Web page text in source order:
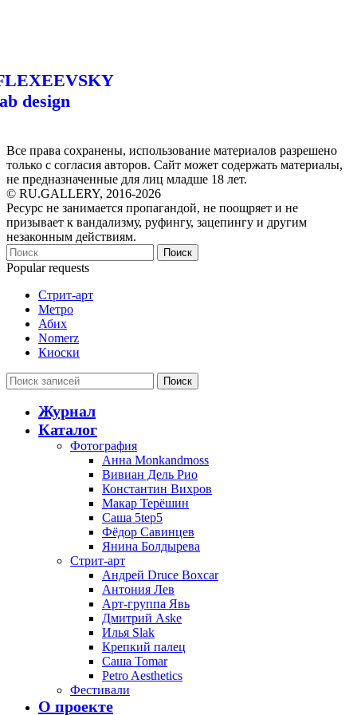
design
Все права сохранены, использование материалов разрешено
только с согласия авторов. Сайт может содержать материалы,
не предназначенные для лиц младше 18 лет.
© RU.GALLERY, 2016-2026
Ресурс не занимается пропагандой, не поощряет и не
призывает к вандализму, руфингу, зацепингу и другим
незаконным действиям.
Поиск
Popular requests
Стрит-арт
Метро
Абих
Nomerz
Киоски
Поиск
Журнал
Каталог
Фотография
Анна Monkandmoss
Вивиан Дель Рио
Константин Вихров
Макар Терёшин
Саша 5tep5
Фёдор Савинцев
Янина Болдырева
Стрит-арт
Андрей Druce Boxcar
Антония Лев
Арт-группа Явь
Дмитрий Aske
Илья Slak
Крепкий палец
Саша Tomar
Petro Aesthetics
Фестивали
О проекте